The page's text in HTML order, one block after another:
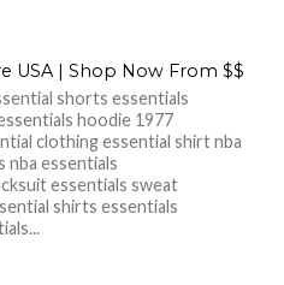
USA | Shop Now From $$
shorts essentials
hoodie 1977
clothing essential shirt nba
nba essentials
essentials sweat
shirts essentials